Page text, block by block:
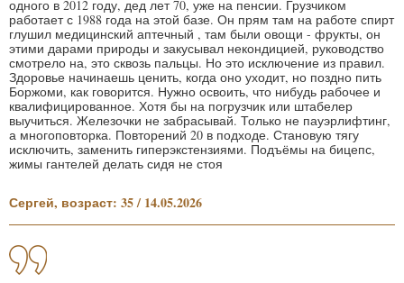
одного в 2012 году, дед лет 70, уже на пенсии. Грузчиком
работает с 1988 года на этой базе. Он прям там на работе спирт
глушил медицинский аптечный , там были овощи - фрукты, он
этими дарами природы и закусывал некондицией, руководство
смотрело на, это сквозь пальцы. Но это исключение из правил.
Здоровье начинаешь ценить, когда оно уходит, но поздно пить
Боржоми, как говорится. Нужно освоить, что нибудь рабочее и
квалифицированное. Хотя бы на погрузчик или штабелер
выучиться. Железочки не забрасывай. Только не пауэрлифтинг,
а многоповторка. Повторений 20 в подходе. Становую тягу
исключить, заменить гиперэкстензиями. Подъёмы на бицепс,
жимы гантелей делать сидя не стоя
Сергей, возраст: 35 / 14.05.2026